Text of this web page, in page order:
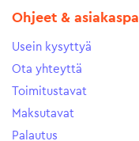
Ohjeet &
Usein kysyttyä
Ota yhteyttä
Toimitustavat
Maksutavat
Palautus